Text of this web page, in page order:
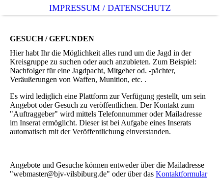
IMPRESSUM / DATENSCHUTZ
GESUCH / GEFUNDEN
Hier habt Ihr die Möglichkeit alles rund um die Jagd in der
Kreisgruppe zu suchen oder auch anzubieten. Zum Beispiel:
Nachfolger für eine Jagdpacht, Mitgeher od. -pächter,
Veräußerungen von Waffen, Munition, etc. .
Es wird lediglich eine Plattform zur Verfügung gestellt, um sein
Angebot oder Gesuch zu veröffentlichen. Der Kontakt zum
"Auftraggeber" wird mittels Telefonnummer oder Mailadresse
im Inserat ermöglicht. Dieser ist bei Aufgabe eines Inserats
automatisch mit der Veröffentlichung einverstanden.
Angebote und Gesuche können entweder über die Mailadresse
"webmaster@bjv-vilsbiburg.de" oder über das Kontaktformular